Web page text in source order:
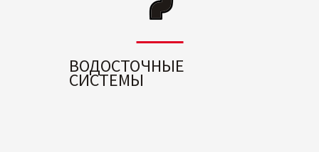
ВОДОСТОЧНЫЕ
СИСТЕМЫ